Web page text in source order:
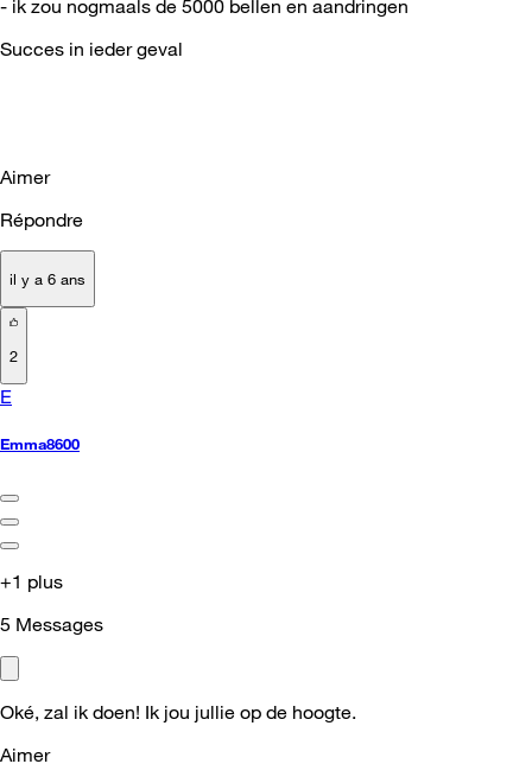
- ik zou nogmaals de 5000 bellen en aandringen
Succes in ieder geval
Aimer
Répondre
il y a 6 ans
2
E
Emma8600
+1 plus
5 Messages
Oké, zal ik doen! Ik jou jullie op de hoogte.
Aimer